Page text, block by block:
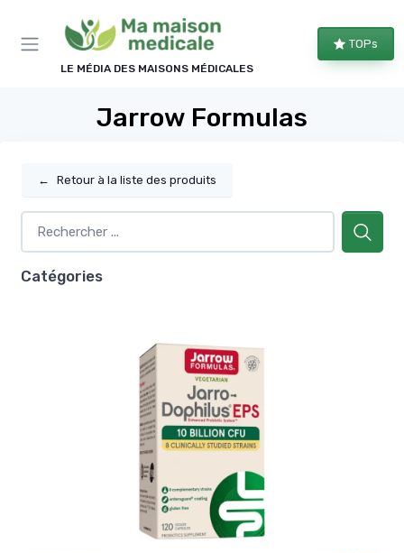
LE MÉDIA DES MAISONS MÉDICALES
TOPs
Jarrow Formulas
← Retour à la liste des produits
Catégories